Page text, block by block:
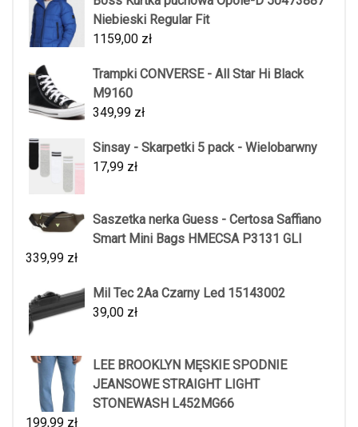
Niebieski Regular Fit
1159,00 zł
Trampki CONVERSE - All Star Hi Black
M9160
349,99 zł
Sinsay - Skarpetki 5 pack - Wielobarwny
17,99 zł
Saszetka nerka Guess - Certosa Saffiano
Smart Mini Bags HMECSA P3131 GLI
339,99 zł
Mil Tec 2Aa Czarny Led 15143002
39,00 zł
LEE BROOKLYN MĘSKIE SPODNIE
JEANSOWE STRAIGHT LIGHT
STONEWASH L452MG66
199,99 zł